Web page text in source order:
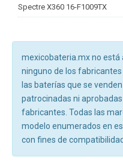
Spectre X360 16-F1009TX
mexicobateria.mx no está
ninguno de los
las baterías que se
patrocinadas ni
fabricantes. Todas las
modelo enumerados en
con fines de